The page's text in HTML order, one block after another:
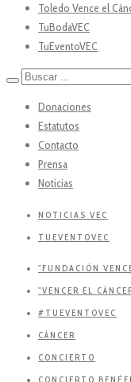
Toledo Vence el
TuBodaVEC
TuEventoVEC
Donaciones
Estatutos
Contacto
Prensa
Noticias
NOTICIAS VEC
TUEVENTOVEC
"FUNDACIÓN
"VENCER EL
#TUEVENTOVEC
CÁNCER
CONCIERTO